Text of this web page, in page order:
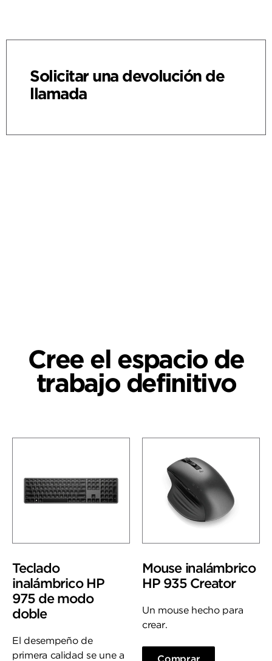
Solicitar una devolución de
llamada
Cree el espacio de
trabajo definitivo
Teclado
inalámbrico HP
975 de modo
doble
El desempeño de
primera calidad se une a
Mouse inalámbrico
HP 935 Creator
Un mouse hecho para
crear.